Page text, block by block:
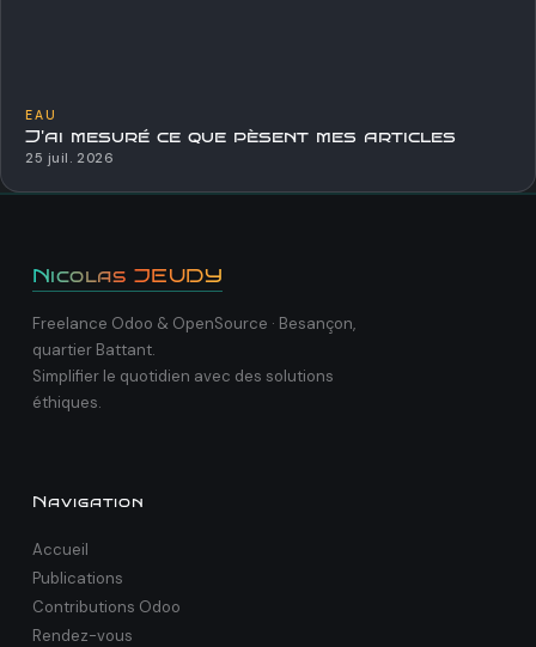
EAU
J'ai mesuré ce que pèsent mes articles
25 juil. 2026
Nicolas JEUDY
Freelance Odoo & OpenSource · Besançon,
quartier Battant.
Simplifier le quotidien avec des solutions
éthiques.
Navigation
Accueil
Publications
Contributions Odoo
Rendez-vous